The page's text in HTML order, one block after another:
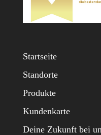
Startseite
Standorte
Produkte
Kundenkarte
Deine Zukunft bei